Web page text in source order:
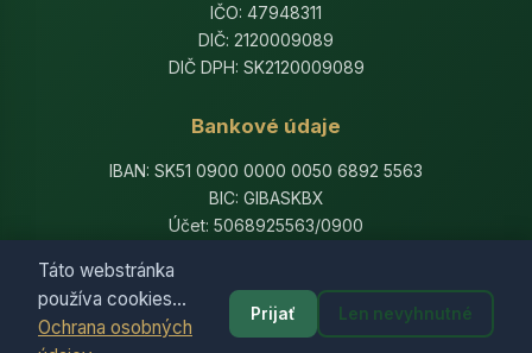
Táto webstránka
používa cookies...
Ochrana osobných
Prijať Len nevyhnutné
IČO: 47948311
DIČ: 2120009089
DIČ DPH: SK2120009089
Bankové údaje
IBAN: SK51 0900 0000 0050 6892 5563
BIC: GIBASKBX
Účet: 5068925563/0900